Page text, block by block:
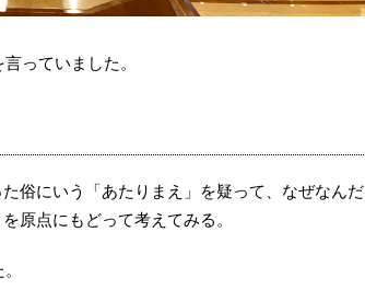
っていました。
俗にいう「あたりまえ」を疑って、なぜなんだ
原点にもどって考えてみる。